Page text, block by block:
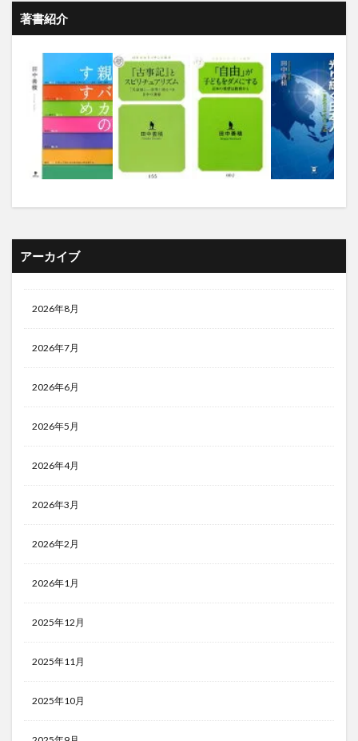
著書紹介
アーカイブ
2026年8月
2026年7月
2026年6月
2026年5月
2026年4月
2026年3月
2026年2月
2026年1月
2025年12月
2025年11月
2025年10月